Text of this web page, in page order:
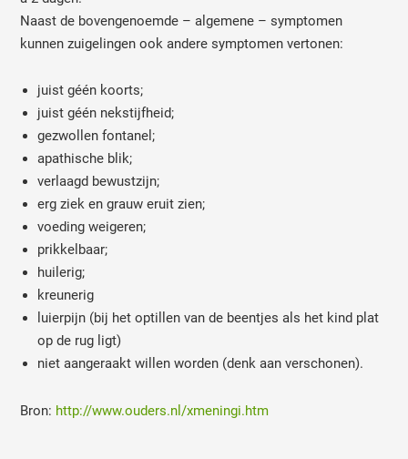
Naast de bovengenoemde – algemene – symptomen
kunnen zuigelingen ook andere symptomen vertonen:
juist géén koorts;
juist géén nekstijfheid;
gezwollen fontanel;
apathische blik;
verlaagd bewustzijn;
erg ziek en grauw eruit zien;
voeding weigeren;
prikkelbaar;
huilerig;
kreunerig
luierpijn (bij het optillen van de beentjes als het kind plat
op de rug ligt)
niet aangeraakt willen worden (denk aan verschonen).
Bron: http://www.ouders.nl/xmeningi.htm